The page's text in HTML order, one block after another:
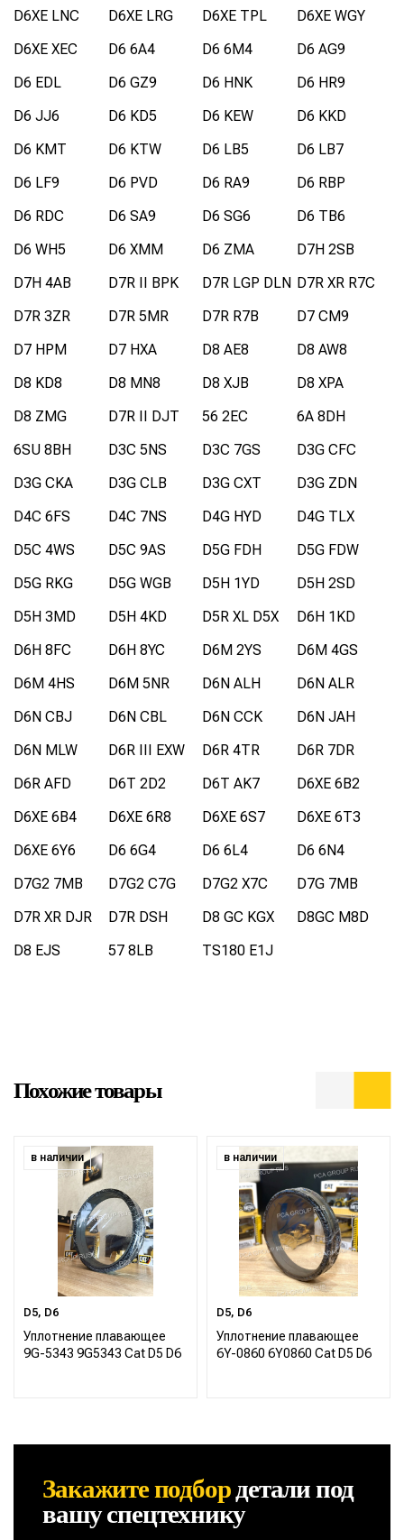
D6XE LNC D6XE LRG D6XE TPL
D6XE WGY
D6XE XEC
D6 6A4 D6 6M4
D6 AG9
D6 EDL
D6 GZ9 D6 HNK
D6 HR9
D6 JJ6
D6 KD5 D6 KEW
D6 KKD
D6 KMT
D6 KTW D6 LB5
D6 LB7
D6 LF9
D6 PVD D6 RA9
D6 RBP
D6 RDC
D6 SA9 D6 SG6
D6 TB6
D6 WH5
D6 XMM D6 ZMA
D7H 2SB
D7H 4AB
D7R II BPK D7R LGP DLN D7R XR R7C
D7R 3ZR
D7R 5MR D7R R7B
D7 CM9
D7 HPM
D7 HXA D8 AE8
D8 AW8
D8 KD8
D8 MN8 D8 XJB
D8 XPA
D8 ZMG
D7R II DJT 56 2EC
6A 8DH
6SU 8BH
D3C 5NS D3C 7GS
D3G CFC
D3G CKA
D3G CLB D3G CXT
D3G ZDN
D4C 6FS
D4C 7NS D4G HYD
D4G TLX
D5C 4WS
D5C 9AS D5G FDH
D5G FDW
D5G RKG
D5G WGB D5H 1YD
D5H 2SD
D5H 3MD
D5H 4KD D5R XL D5X
D6H 1KD
D6H 8FC
D6H 8YC D6M 2YS
D6M 4GS
D6M 4HS
D6M 5NR D6N ALH
D6N ALR
D6N CBJ
D6N CBL D6N CCK
D6N JAH
D6N MLW
D6R III EXW D6R 4TR
D6R 7DR
D6R AFD
D6T 2D2 D6T AK7
D6XE 6B2
D6XE 6B4
D6XE 6R8 D6XE 6S7
D6XE 6T3
D6XE 6Y6
D6 6G4 D6 6L4
D6 6N4
D7G2 7MB
D7G2 C7G D7G2 X7C
D7G 7MB
D7R XR DJR
D7R DSH D8 GC KGX
D8GC M8D
D8 EJS
57 8LB TS180 E1J
Похожие товары
в наличии
D5, D6
Уплотнение плавающее
9G-5343 9G5343 Cat D5 D6
в наличии
D5, D6
Уплотнение плавающее
6Y-0860 6Y0860 Cat D5 D6
Закажите подбордеталипод
вашу спецтехнику